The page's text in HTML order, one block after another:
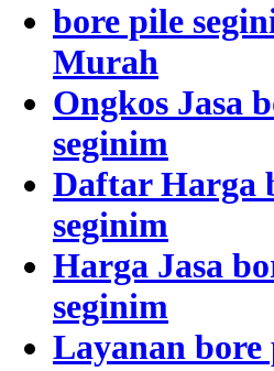
bore pile
Murah
Ongkos Jasa
seginim
Daftar Harga
seginim
Harga Jasa
seginim
Layanan bore